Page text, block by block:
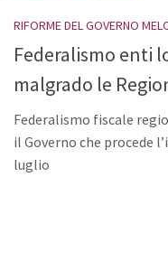
RIFORME DEL GOVERNO
Federalismo enti
malgrado le
Federalismo fiscale
il Governo che procede
luglio